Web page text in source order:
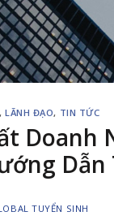
, LÃNH ĐẠO, TIN TỨC
Doanh
Dẫn
TUYỂN SINH